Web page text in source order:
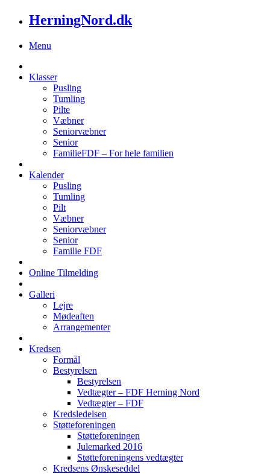
HerningNord.dk
Menu
Klasser
Pusling
Tumling
Pilte
Væbner
Seniorvæbner
Senior
FamilieFDF – For hele familien
Kalender
Pusling
Tumling
Pilt
Væbner
Seniorvæbner
Senior
Familie FDF
Online Tilmelding
Galleri
Lejre
Mødeaften
Arrangementer
Kredsen
Formål
Bestyrelsen
Bestyrelsen
Vedtægter – FDF Herning Nord
Vedtægter – FDF
Kredsledelsen
Støtteforeningen
Støtteforeningen
Julemarked 2016
Støtteforeningens vedtægter
Kredsens Ønskeseddel